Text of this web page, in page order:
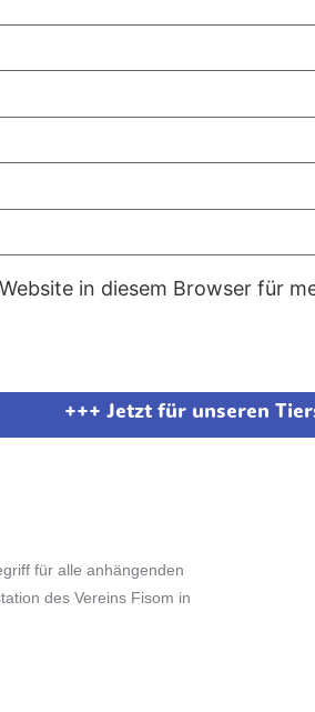
in diesem Browser für
+++ Jetzt für unseren
für alle anhängenden
des Vereins Fisom in